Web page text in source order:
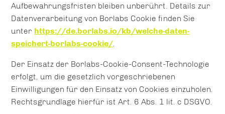
Aufbewahrungsfristen bleiben unberührt. Details zur
Datenverarbeitung von Borlabs Cookie finden Sie
unter https://de.borlabs.io/kb/welche-daten-
speichert-borlabs-cookie/
Der Einsatz der Borlabs-Cookie-Consent-Technologie
erfolgt, um die gesetzlich vorgeschriebenen
Einwilligungen für den Einsatz von Cookies einzuholen.
Rechtsgrundlage hierfür ist Art. 6 Abs. 1 lit. c DSGVO.